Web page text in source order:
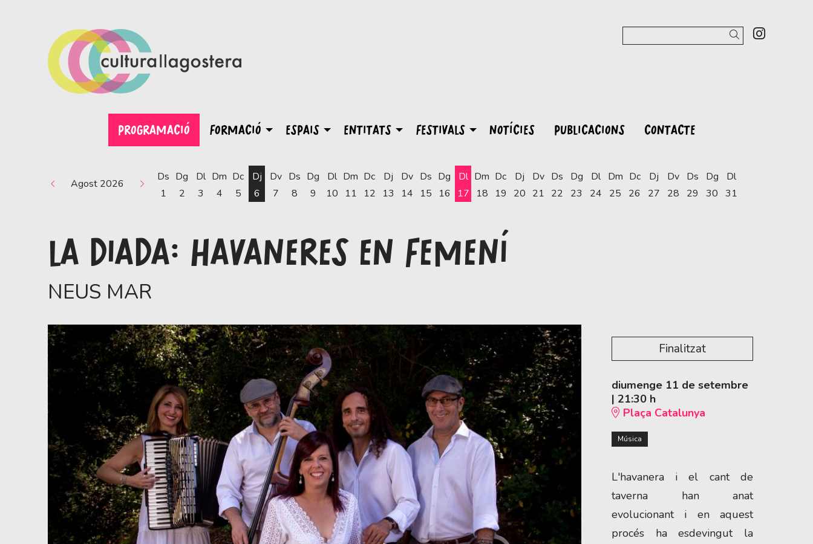
Link a
Cercar
PROGRAMACIÓ FORMACIÓ ESPAIS ENTITATS FESTIVALS NOTÍCIES PUBLICACIONS CONTACTE
Agost 2026
Ds
1
Dg
2
Dl
3
Dm
4
Dc
5
Dj
6
Dv
7
Ds
8
Dg
9
Dl
10
Dm
11
Dc
12
Dj
13
Dv
14
Ds
15
Dg
16
Dl
17
Dm
18
Dc
19
Dj
20
Dv
21
Ds
22
Dg
23
Dl
24
Dm
25
Dc
26
Dj
27
Dv
28
Ds
29
Dg
30
Dl
31
LA DIADA: HAVANERES EN FEMENÍ
NEUS MAR
Finalitzat
diumenge 11 de setembre
| 21:30 h
Plaça Catalunya
Música
L'havanera i el cant de
taverna han anat
evolucionant i en aquest
procés ha esdevingut la